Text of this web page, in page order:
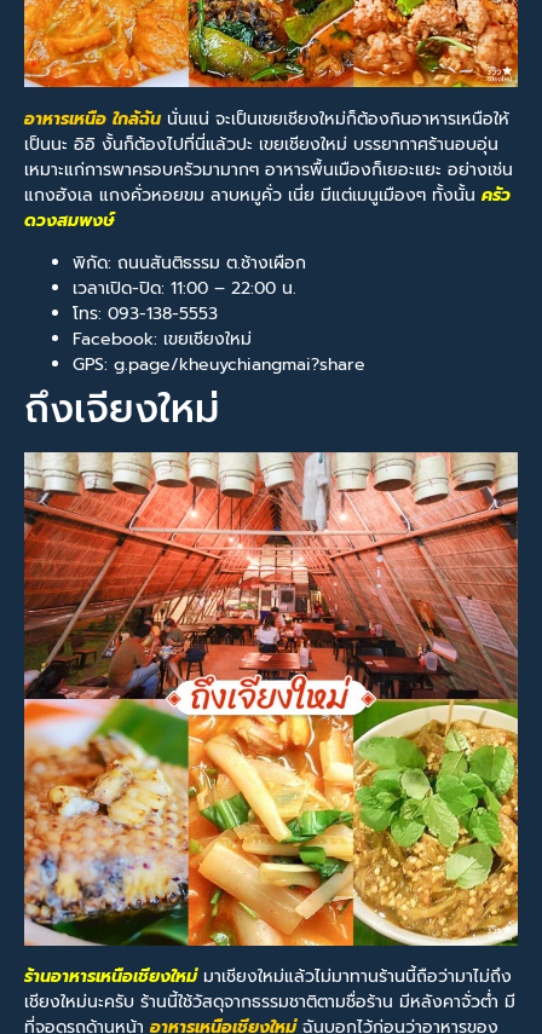
อาหารเหนือ ใกล้ฉัน นั่นแน่ จะเป็นเขยเชียงใหม่ก็ต้องกินอาหารเหนือให้
เป็นนะ อิอิ งั้นก็ต้องไปที่นี่แล้วปะ เขยเชียงใหม่ บรรยากาศร้านอบอุ่น
เหมาะแก่การพาครอบครัวมามากๆ อาหารพื้นเมืองก็เยอะแยะ อย่างเช่น
แกงฮังเล แกงคั่วหอยขม ลาบหมูคั่ว เนี่ย มีแต่เมนูเมืองๆ ทั้งนั้น ครัว
ดวงสมพงษ์
พิกัด: ถนนสันติธรรม ต.ช้างเผือก
เวลาเปิด-ปิด: 11:00 – 22:00 น.
โทร: 093-138-5553
Facebook: เขยเชียงใหม่
GPS: g.page/kheuychiangmai?share
ถึงเจียงใหม่
ร้านอาหารเหนือเชียงใหม่มาเชียงใหม่แล้วไม่มาทานร้านนี้ถือว่ามาไม่ถึง
เชียงใหม่นะครับ ร้านนี้ใช้วัสดุจากธรรมชาติตามชื่อร้าน มีหลังคาจั่วต่ำ มี
ที่จอดรถด้านหน้า อาหารเหนือเชียงใหม่ฉันบอกไว้ก่อนว่าอาหารของ